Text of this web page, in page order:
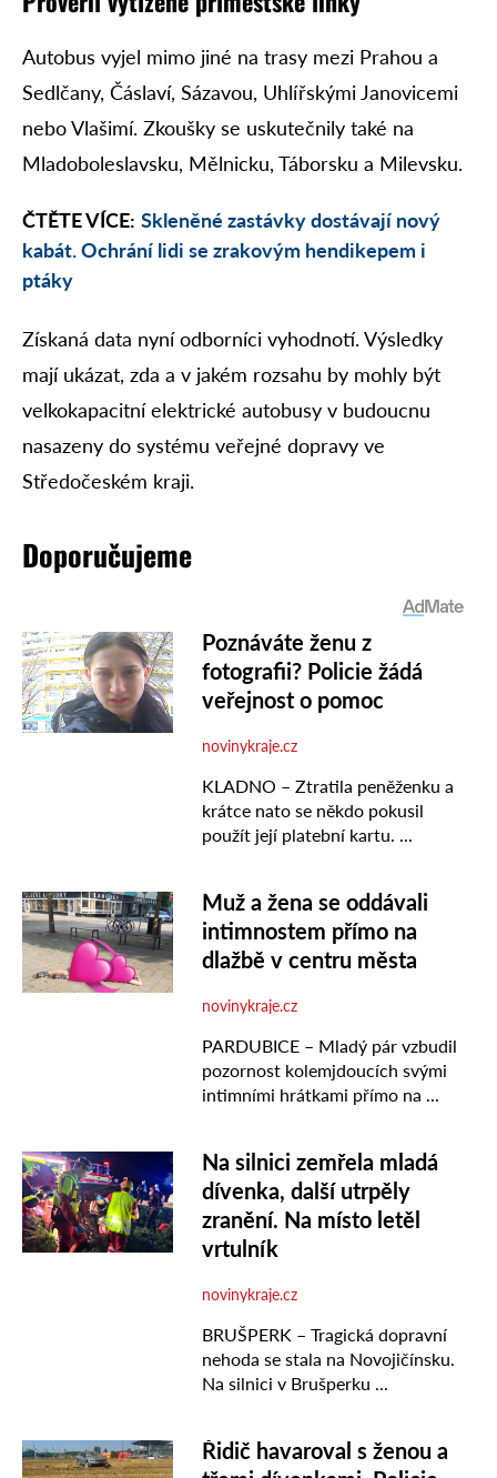
Autobus vyjel mimo jiné na trasy mezi Prahou a
Sedlčany, Čáslaví, Sázavou, Uhlířskými Janovicemi
nebo Vlašimí. Zkoušky se uskutečnily také na
Mladoboleslavsku, Mělnicku, Táborsku a Milevsku.
ČTĚTE VÍCE: Skleněné zastávky dostávají nový
kabát. Ochrání lidi se zrakovým hendikepem i
ptáky
Získaná data nyní odborníci vyhodnotí. Výsledky
mají ukázat, zda a v jakém rozsahu by mohly být
velkokapacitní elektrické autobusy v budoucnu
nasazeny do systému veřejné dopravy ve
Středočeském kraji.
Doporučujeme